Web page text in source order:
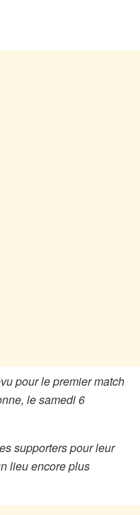
pour le premier match
le samedi 6
supporters pour leur
lieu encore plus